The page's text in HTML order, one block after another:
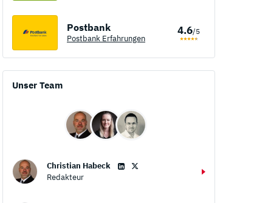
Postbank
Postbank Erfahrungen
4.6/5
Unser Team
Christian Habeck
Redakteur